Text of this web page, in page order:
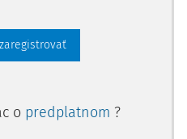
o predplatnom ?